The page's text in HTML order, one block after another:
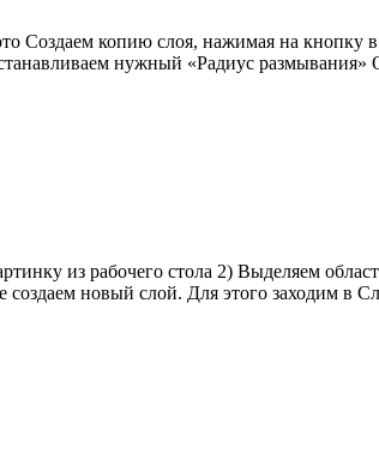
Создаем копию слоя, нажимая на кнопку
нужный «Радиус размывания»
из рабочего стола 2) Выделяем
создаем новый слой. Для этого заходим